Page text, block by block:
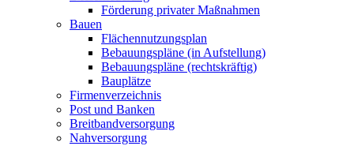
Förderung privater Maßnahmen
Bauen
Flächennutzungsplan
Bebauungspläne (in Aufstellung)
Bebauungspläne (rechtskräftig)
Bauplätze
Firmenverzeichnis
Post und Banken
Breitbandversorgung
Nahversorgung